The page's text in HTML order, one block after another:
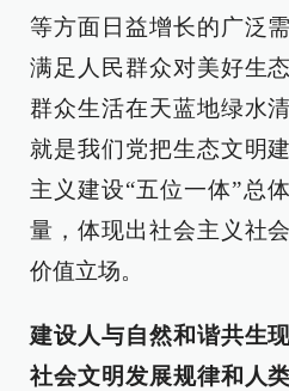
等方面日益增长的广泛
满足人民群众对美好生
群众生活在天蓝地绿水
就是我们党把生态文明
主义建设“五位一体”总
量，体现出社会主义社
价值立场。
建设人与自然和谐共生
社会文明发展规律和人